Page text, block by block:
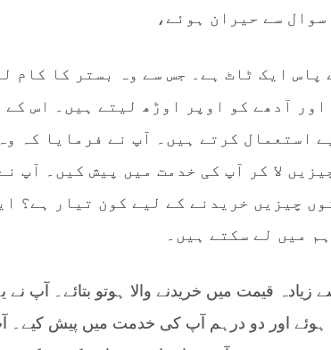
سے حیران ہوئے،
پاس ایک ٹاٹ ہے۔ جس سے وہ بستر کا کام
آدھے کو اوپر اوڑھ لیتے ہیں۔ اس کے
استعمال کرتے ہیں۔ آپ نے فرمایا کہ
لا کر آپ کی خدمت میں پیش کیں۔ آپ
چیزیں خریدنے کے لیے کون تیار ہے؟
میں لے سکتے ہیں۔
قیمت میں خریدنے والا ہوتو بتائے۔ آپ نے
اور دو درہم آپ کی خدمت میں پیش کیے۔